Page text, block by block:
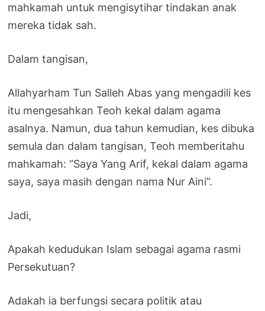
mahkamah untuk mengisytihar tindakan anak
mereka tidak sah.
Dalam tangisan,
Allahyarham Tun Salleh Abas yang mengadili kes
itu mengesahkan Teoh kekal dalam agama
asalnya. Namun, dua tahun kemudian, kes dibuka
semula dan dalam tangisan, Teoh memberitahu
mahkamah: “Saya Yang Arif, kekal dalam agama
saya, saya masih dengan nama Nur Aini”.
Jadi,
Apakah kedudukan Islam sebagai agama rasmi
Persekutuan?
Adakah ia berfungsi secara politik atau